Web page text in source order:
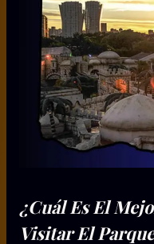
¿Cuál Es El
Visitar El